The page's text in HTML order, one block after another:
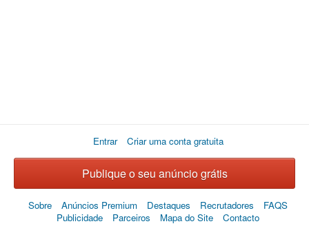
Entrar Criar uma conta gratuita
Publique o seu anúncio grátis
Sobre Anúncios Premium Destaques Recrutadores
FAQS
Publicidade
Parceiros Mapa do Site Contacto